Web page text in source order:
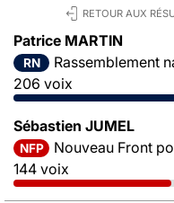
RETOUR AUX
Patrice MARTIN
RN
Rassemblement
206 voix
Sébastien JUMEL
NFP
Nouveau Front
144 voix